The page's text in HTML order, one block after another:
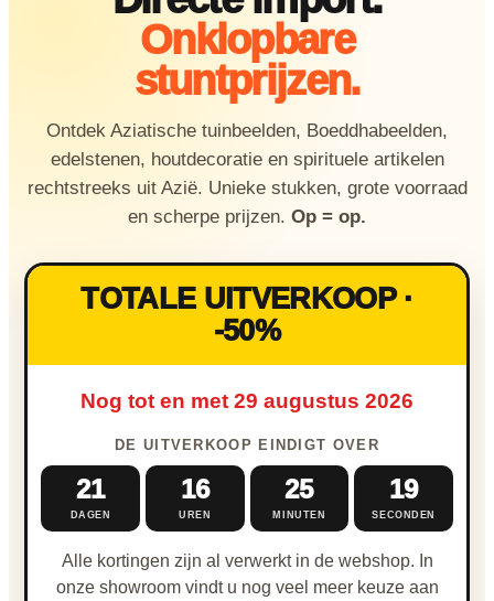
Wierook & geur
Spiritueel & Ritueel
Nieuw & verwacht
Veilingen / Opbod
Onklopbare
stuntprijzen.
Ontdek Aziatische tuinbeelden, Boeddhabeelden,
edelstenen, houtdecoratie en spirituele artikelen
rechtstreeks uit Azië. Unieke stukken, grote voorraad
en scherpe prijzen. Op = op.
TOTALE UITVERKOOP ·
-50%
Nog tot en met 29 augustus 2026
DE UITVERKOOP EINDIGT OVER
21
DAGEN
16
UREN
25
MINUTEN
18
SECONDEN
Alle kortingen zijn al verwerkt in de webshop. In
onze showroom vindt u nog veel meer keuze aan